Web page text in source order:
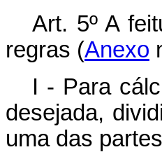
Art. 5º A
regras (Anexo
I - Para
desejada,
uma das